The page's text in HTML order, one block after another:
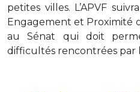
petites villes. L’APVF
Engagement et Proximité
au Sénat qui doit
difficultés rencontrées par